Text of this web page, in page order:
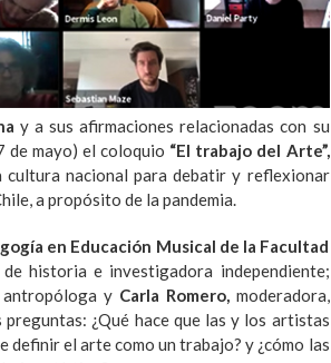
y a sus afirmaciones relacionadas con su
de mayo) el coloquio “El trabajo del Arte”,
nacional para debatir y reflexionar
a propósito de la pandemia.
en Educación Musical de la Facultad
historia e investigadora independiente;
antropóloga y Carla Romero,moderadora,
¿Qué hace que las y los artistas
definir el arte como un trabajo? y ¿cómo las